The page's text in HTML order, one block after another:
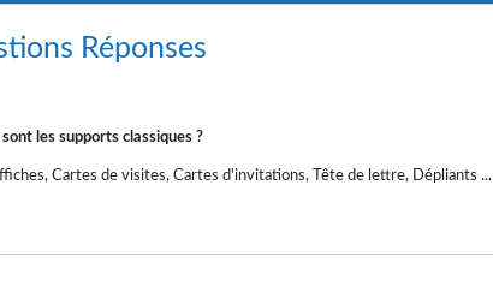
Réponses
les supports classiques ?
Cartes de visites, Cartes d'invitations, Tête de lettre, Dépliants ...